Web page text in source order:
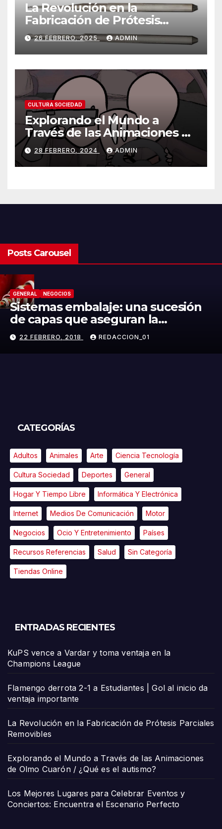
La Revolución en la
Fabricación de Prótesis
Parciales Removibles
26 FEBRERO, 2025 ADMIN
CULTURA SOCIEDAD
Explorando el Mundo a
Través de las Animaciones de
Olmo Cuarón / ¿Qué es el
autismo?
28 FEBRERO, 2024 ADMIN
Posts Carousel
GENERAL NEGOCIOS
Sistemas embalaje: una sucesión
de capas que aseguran la
integridad del producto
22 FEBRERO, 2018 REDACCION_01
CATEGORÍAS
Adultos Animales Arte Ciencia Tecnología
Cultura Sociedad Deportes General
Hogar Y Tiempo Libre Informática Y Electrónica
Internet Medios De Comunicación Motor
Negocios Ocio Y Entretenimiento Países
Recursos Referencias Salud Sin Categoría
Tiendas Online
ENTRADAS RECIENTES
KuPS vence a Vardar y toma ventaja en la
Champions League
Flamengo derrota 2-1 a Estudiantes | Gol al inicio da
ventaja importante
La Revolución en la Fabricación de Prótesis Parciales
Removibles
Explorando el Mundo a Través de las Animaciones
de Olmo Cuarón / ¿Qué es el autismo?
Los Mejores Lugares para Celebrar Eventos y
Conciertos: Encuentra el Escenario Perfecto